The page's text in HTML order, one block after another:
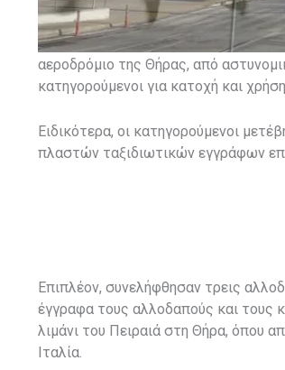
αεροδρόμιο της Θήρας, από
κατηγορούμενοι για κατοχή και
Ειδικότερα, οι κατηγορούμενοι
πλαστών ταξιδιωτικών εγγράφων
Επιπλέον, συνελήφθησαν τρεις
έγγραφα τους αλλοδαπούς και τους
λιμάνι του Πειραιά στη Θήρα, όπου
Ιταλία.